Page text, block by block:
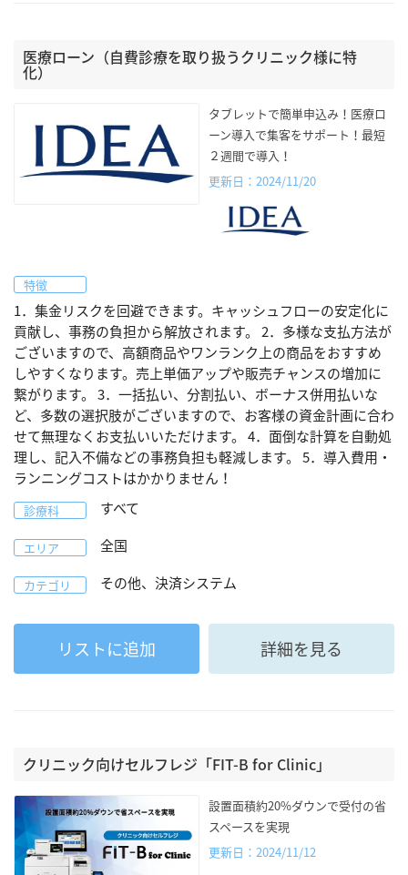
医療ローン（自費診療を取り扱うクリニック様に特
化）
タブレットで簡単申込み！医療ロ
ーン導入で集客をサポート！最短
２週間で導入！
更新日：2024/11/20
特徴
1．集金リスクを回避できます。キャッシュフローの安定化に
貢献し、事務の負担から解放されます。 2．多様な支払方法が
ございますので、高額商品やワンランク上の商品をおすすめ
しやすくなります。売上単価アップや販売チャンスの増加に
繋がります。 3．一括払い、分割払い、ボーナス併用払いな
ど、多数の選択肢がございますので、お客様の資金計画に合わ
せて無理なくお支払いいただけます。 4．面倒な計算を自動処
理し、記入不備などの事務負担も軽減します。 5．導入費用・
ランニングコストはかかりません！
診療科 すべて
エリア 全国
カテゴリ その他、決済システム
リストに追加 詳細を見る
クリニック向けセルフレジ「FIT-B for Clinic」
設置面積約20%ダウンで受付の省
スペースを実現
更新日：2024/11/12